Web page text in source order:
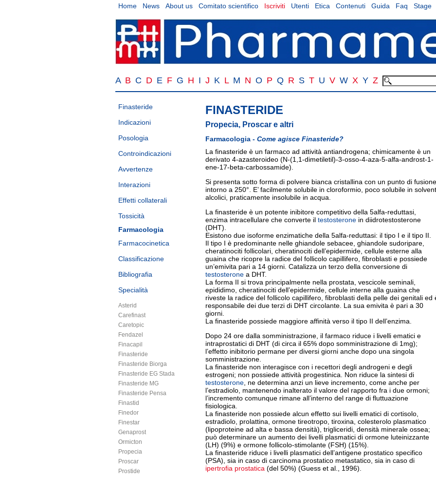
Home News About us Comitato scientifico Iscriviti Utenti Etica Contenuti Guida Faq Stage
A B C D E F G H I J K L M N O P Q R S T U V W X Y Z
Finasteride
Indicazioni
Posologia
Controindicazioni
Avvertenze
Interazioni
Effetti collaterali
Tossicità
Farmacologia
Farmacocinetica
Classificazione
Bibliografia
Specialità
Asterid
Carefinast
Caretopic
Fendazel
Finacapil
Finasteride
Finasteride Biorga
Finasteride EG Stada
Finasteride MG
Finasteride Pensa
Finastid
Finedor
Finestar
Genaprost
Ormicton
Propecia
Proscar
Prostide
FINASTERIDE
Propecia, Proscar e altri
Farmacologia - Come agisce Finasteride?
La finasteride è un farmaco ad attività antiandrogena; chimicamente è un
derivato 4-azasteroideo (N-(1,1-dimetiletil)-3-osso-4-aza-5-alfa-androst-1-
ene-17-beta-carbossamide).
Si presenta sotto forma di polvere bianca cristallina con un punto di fusione
intorno a 250°. E’ facilmente solubile in cloroformio, poco solubile in
alcolici, praticamente insolubile in acqua.
La finasteride è un potente inibitore competitivo della 5alfa-reduttasi,
enzima intracellulare che converte il testosterone in diidrotestosterone
(DHT).
Esistono due isoforme enzimatiche della 5alfa-reduttasi: il tipo I e il tipo II.
Il tipo I è predominante nelle ghiandole sebacee, ghiandole sudoripare,
cheratinociti follicolari, cheratinociti dell’epidermide, cellule esterne alla
guaina che ricopre la radice del follicolo capillifero, fibroblasti e possiede
un’emivita pari a 14 giorni. Catalizza un terzo della conversione di
testosterone a DHT.
La forma II si trova principalmente nella prostata, vescicole seminali,
epididimo, cheratinociti dell’epidermide, cellule interne alla guaina che
riveste la radice del follicolo capillifero, fibroblasti della pelle dei genitali ed
responsabile dei due terzi di DHT circolante. La sua emivita è pari a 30
giorni.
La finasteride possiede maggiore affinità verso il tipo II dell’enzima.
Dopo 24 ore dalla somministrazione, il farmaco riduce i livelli ematici e
intraprostatici di DHT (di circa il 65% dopo somministrazione di 1mg);
l’effetto inibitorio permane per diversi giorni anche dopo una singola
somministrazione.
La finasteride non interagisce con i recettori degli androgeni e degli
estrogeni; non possiede attività progestinica. Non riduce la sintesi di
testosterone , ne determina anzi un lieve incremento, come anche per
l’estradiolo, mantenendo inalterato il valore del rapporto fra i due ormoni;
l’incremento comunque rimane all’interno del range di fluttuazione
fisiologica.
La finasteride non possiede alcun effetto sui livelli ematici di cortisolo,
estradiolo, prolattina, ormone tireotropo, tiroxina, colesterolo plasmatico
(lipoproteine ad alta e bassa densità), trigliceridi, densità minerale ossea;
può determinare un aumento dei livelli plasmatici di ormone luteinizzante
(LH) (9%) e ormone follicolo-stimolante (FSH) (15%).
La finasteride riduce i livelli plasmatici dell’antigene prostatico specifico
(PSA), sia in caso di carcinoma prostatico metastatico, sia in caso di
ipertrofia prostatica (del 50%) (Guess et al., 1996).